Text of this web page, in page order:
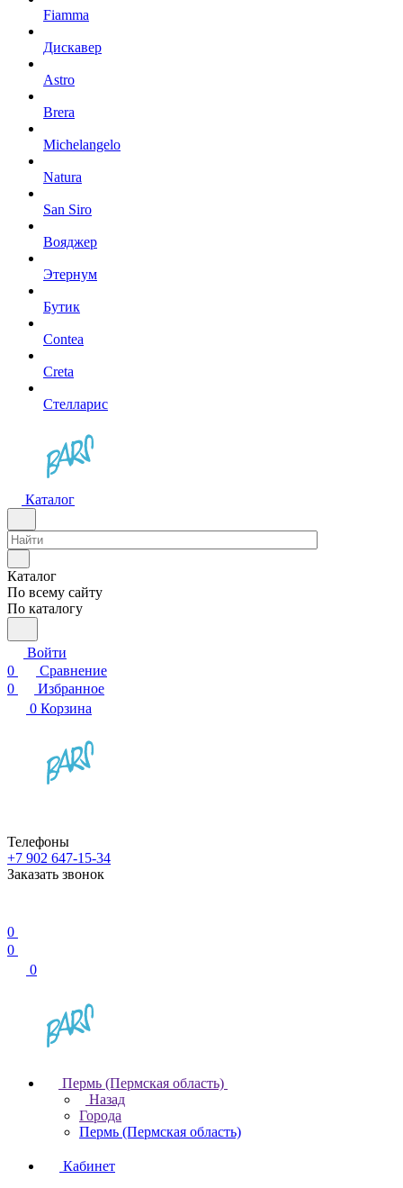
Fiamma
Дискавер
Astro
Brera
Michelangelo
Natura
San Siro
Вояджер
Этернум
Бутик
Contea
Creta
Стелларис
Каталог
Каталог
По всему сайту
По каталогу
Войти
0
Сравнение
0
Избранное
0 Корзина
Телефоны
+7 902 647-15-34
Заказать звонок
0
0
0
Пермь (Пермская область)
Назад
Города
Пермь (Пермская область)
Кабинет